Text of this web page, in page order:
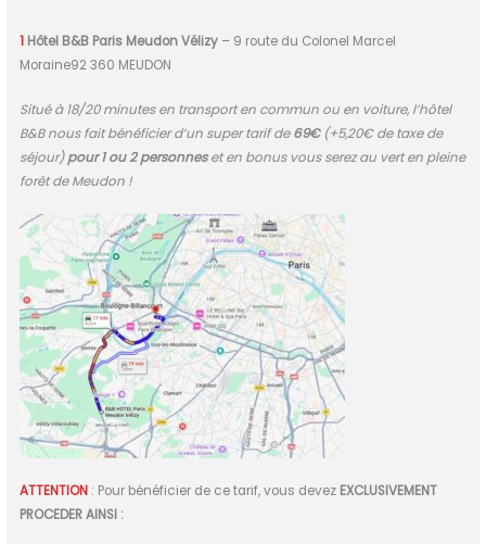
1 Hôtel B&B Paris Meudon Vélizy – 9 route du Colonel Marcel
Moraine92 360 MEUDON
Situé à 18/20 minutes en transport en commun ou en voiture, l’hôtel
B&B nous fait bénéficier d’un super tarif de69€ (+5,20€ de taxe de
séjour)pour 1 ou 2 personneset en bonus vous serez au vert en pleine
forêt de Meudon !
ATTENTION : Pour bénéficier de ce tarif, vous devez EXCLUSIVEMENT
PROCEDER AINSI :